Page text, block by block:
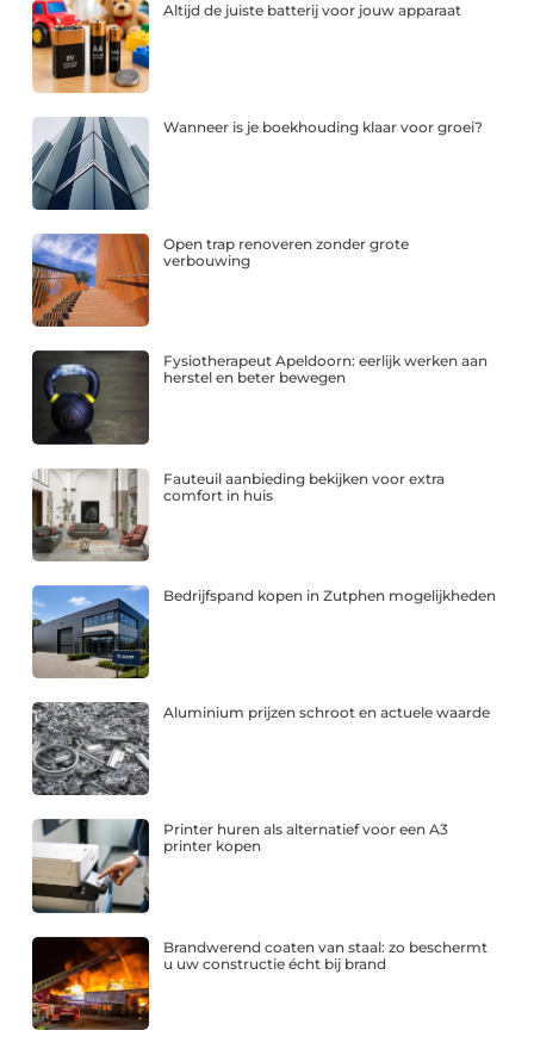
Altijd de juiste batterij voor jouw apparaat
Wanneer is je boekhouding klaar voor groei?
Open trap renoveren zonder grote
verbouwing
Fysiotherapeut Apeldoorn: eerlijk werken aan
herstel en beter bewegen
Fauteuil aanbieding bekijken voor extra
comfort in huis
Bedrijfspand kopen in Zutphen mogelijkheden
Aluminium prijzen schroot en actuele waarde
Printer huren als alternatief voor een A3
printer kopen
Brandwerend coaten van staal: zo beschermt
u uw constructie écht bij brand